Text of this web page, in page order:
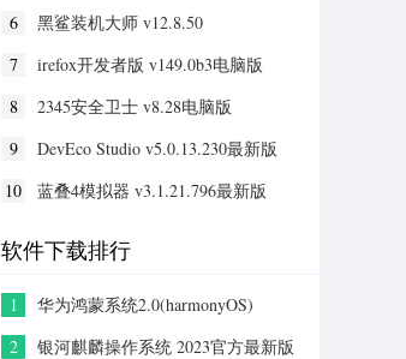
6
黑鲨装机大师 v12.8.50
7
irefox开发者版 v149.0b3电脑版
8
2345安全卫士 v8.28电脑版
9
DevEco Studio v5.0.13.230最新版
10
蓝叠4模拟器 v3.1.21.796最新版
软件下载排行
1
华为鸿蒙系统2.0(harmonyOS)
2
银河麒麟操作系统 2023官方最新版